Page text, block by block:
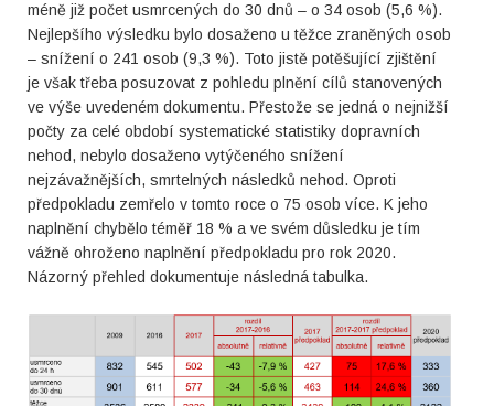
méně již počet usmrcených do 30 dnů – o 34 osob (5,6 %).
Nejlepšího výsledku bylo dosaženo u těžce zraněných osob
– snížení o 241 osob (9,3 %). Toto jistě potěšující zjištění
je však třeba posuzovat z pohledu plnění cílů stanovených
ve výše uvedeném dokumentu. Přestože se jedná o nejnižší
počty za celé období systematické statistiky dopravních
nehod, nebylo dosaženo vytýčeného snížení
nejzávažnějších, smrtelných následků nehod. Oproti
předpokladu zemřelo v tomto roce o 75 osob více. K jeho
naplnění chybělo téměř 18 % a ve svém důsledku je tím
vážně ohroženo naplnění předpokladu pro rok 2020.
Názorný přehled dokumentuje následná tabulka.